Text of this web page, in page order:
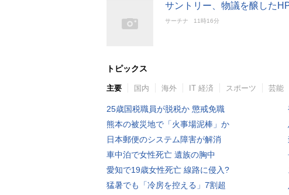
サントリー、物議を醸した
サーチナ 11時16分
トピックス
主要 国内 海外 IT 経済 スポーツ 芸能
25歳国税職員が脱税か 懲戒免職
熊本の被災地で「火事場泥棒」か
日本郵便のシステム障害が解消
車中泊で女性死亡 遺族の胸中
愛知で19歳女性死亡 線路に侵入?
猛暑でも「冷房を控える」7割超